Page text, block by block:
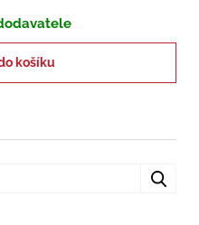
košíku